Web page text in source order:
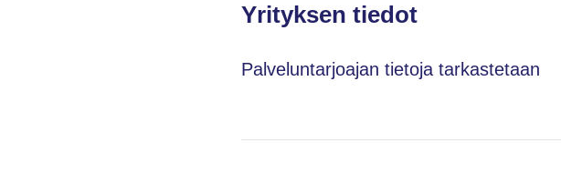
Yrityksen tiedot
Palveluntarjoajan tietoja tarkastetaan